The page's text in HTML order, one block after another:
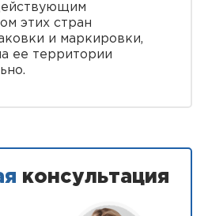
этих стран
и маркировки,
ее территории
консультация